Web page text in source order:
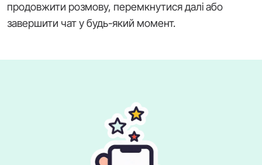
продовжити розмову, перемкнутися далі або
завершити чат у будь-який момент.